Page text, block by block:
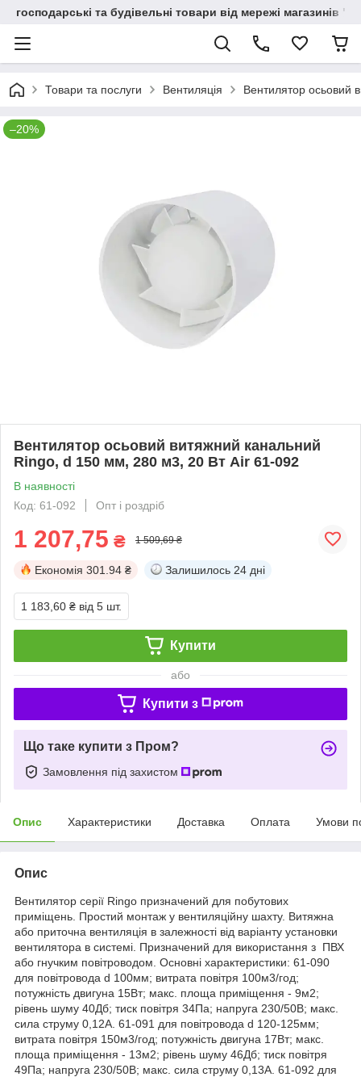
господарські та будівельні товари від мережі магазинів
Товари та послуги Вентиляція Вентилятор осьовий
–20%
Вентилятор осьовий витяжний канальний
Ringo, d 150 мм, 280 м3, 20 Вт Air 61-092
В наявності
Код: 61-092
Опт і роздріб
1 207,75 ₴ 1 509,69 ₴
Економія 301.94 ₴ Залишилось 24 дні
1 183,60 ₴ від 5 шт.
Купити
або
Купити з
Що таке купити з Пром?
Замовлення під захистом
Опис Характеристики Доставка Оплата Умови
Опис
Вентилятор серії Ringo призначений для побутових
приміщень. Простий монтаж у вентиляційну шахту. Витяжна
або приточна вентиляція в залежності від варіанту установки
вентилятора в системі. Призначений для використання з ПВХ
або гнучким повітроводом. Основні характеристики: 61-090
для повітровода d 100мм; витрата повітря 100м3/год;
потужність двигуна 15Вт; макс. площа приміщення - 9м2;
рівень шуму 40Дб; тиск повітря 34Па; напруга 230/50В; макс.
сила струму 0,12А. 61-091 для повітровода d 120-125мм;
витрата повітря 150м3/год; потужність двигуна 17Вт; макс.
площа приміщення - 13м2; рівень шуму 46Дб; тиск повітря
49Па; напруга 230/50В; макс. сила струму 0,13А. 61-092 для